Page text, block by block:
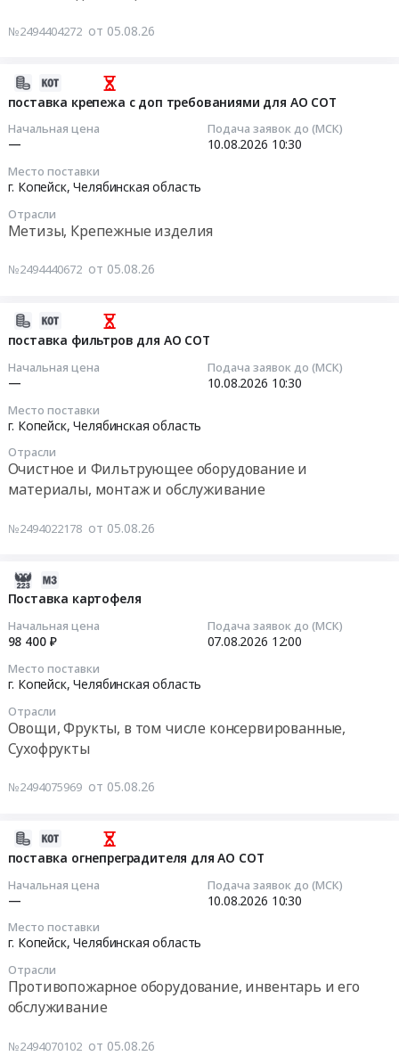
1.
№2494404272 от 05.08.26
поставка крепежа с доп требованиями для АО СОТ
Начальная цена
—
Подача заявок до (МСК)
10.08.2026 10:30
Место поставки
г. Копейск,Челябинская область
Отрасли
Метизы, Крепежные изделия
№2494440672 от 05.08.26
поставка фильтров для АО СОТ
Начальная цена
—
Подача заявок до (МСК)
10.08.2026 10:30
Место поставки
г. Копейск,Челябинская область
Отрасли
Очистное и Фильтрующее оборудование и
материалы, монтаж и обслуживание
№2494022178 от 05.08.26
Поставка картофеля
Начальная цена
98 400 ₽
Подача заявок до (МСК)
07.08.2026 12:00
Место поставки
г. Копейск,Челябинская область
Отрасли
Овощи, Фрукты, в том числе консервированные,
Сухофрукты
№2494075969 от 05.08.26
поставка огнепреградителя для АО СОТ
Начальная цена
—
Подача заявок до (МСК)
10.08.2026 10:30
Место поставки
г. Копейск,Челябинская область
Отрасли
Противопожарное оборудование, инвентарь и его
обслуживание
№2494070102 от 05.08.26